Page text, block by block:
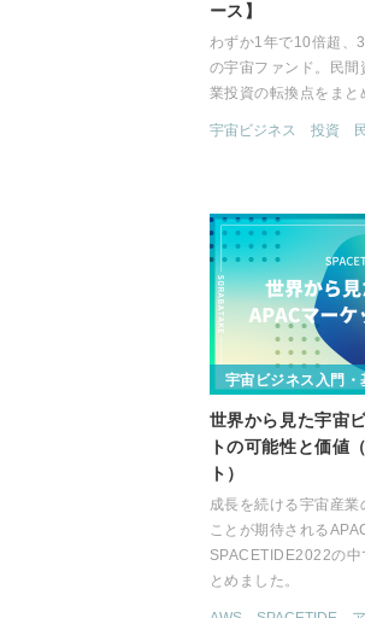
ース】
わずか1年で10倍超、
の宇宙ファンド。民
業投資の転換点をまと
宇宙ビジネス 投資
宇宙ビジネス入門・
世界から見た宇宙
トの可能性と価値
ト）
成長を続ける宇宙産
ことが期待される
SPACETIDE2022の中
とめました。